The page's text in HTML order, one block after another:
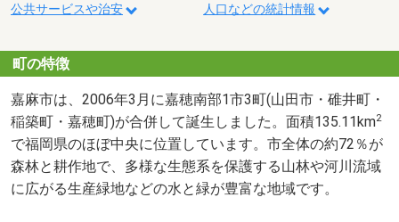
公共サービスや治安 人口などの統計情報
町の特徴
嘉麻市は、2006年3月に嘉穂南部1市3町(山田市・碓井町・
稲築町・嘉穂町)が合併して誕生しました。面積135.11km2
で福岡県のほぼ中央に位置しています。市全体の約72％が
森林と耕作地で、多様な生態系を保護する山林や河川流域
に広がる生産緑地などの水と緑が豊富な地域です。